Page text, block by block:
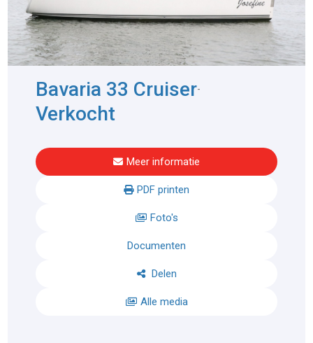
Bavaria 33 Cruiser-
Verkocht
Meer informatie
PDF printen
Foto's
Documenten
Delen
Alle media